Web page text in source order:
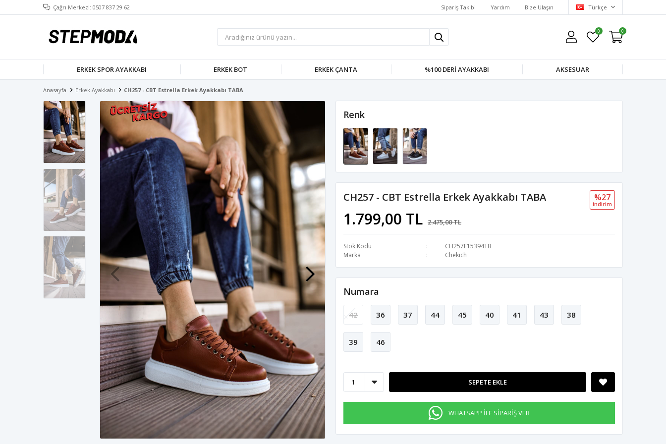
Çağrı Merkezi: 0507 837 29 62 Sipariş Takibi Yardım Bize Ulaşın Türkçe
0 0
ERKEK SPOR AYAKKABI ERKEK BOT ERKEK ÇANTA %100 DERI AYAKKABI AKSESUAR
Anasayfa Erkek Ayakkabı CH257 - CBT Estrella Erkek Ayakkabı TABA
CH257 - CBT Estrella Erkek Ayakkabı TABA
1.799,00 TL 2.475,00 TL
%27
i̇ndi̇ri̇m
Stok Kodu
CH257F15394TB
Marka
Chekich
Renk
Numara
42 36 37 44 45 40 41 43 38
39 46
SEPETE EKLE
WHATSAPP İLE SİPARİŞ VER